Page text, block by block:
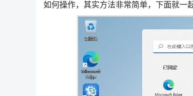
如何操作，其实方法非常简单，下面就一